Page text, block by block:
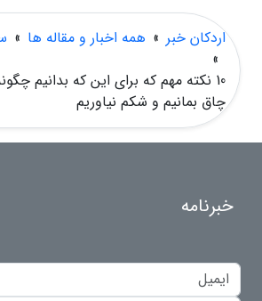
اردکان خبر » همه اخبار و مقاله ها »
»
10 نکته مهم که برای این که بدانیم
چاق بمانیم و شکم نیاوریم
خبرنامه